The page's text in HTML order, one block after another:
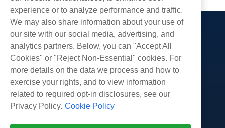
Produtos
Hospedagem na web
Hospedagem Empresarial
Revendedor com etiqueta em branco
Linux gerenciado VPS
Serviços
Migrações de sites
Comunidade
Documentação do Produto
Tutoriais
Companhia
Sobre nós
Contate-Nos
experience or to analyze performance and traffic.
We may also share information about your use of
our site with our social media, advertising, and
analytics partners. Below, you can "Accept All
Cookies" or "Reject Non-Essential" cookies. For
more details on the data we process and how to
exercise your rights, and to view information
related to required opt-in disclosures, see our
Privacy Policy. Cookie Policy